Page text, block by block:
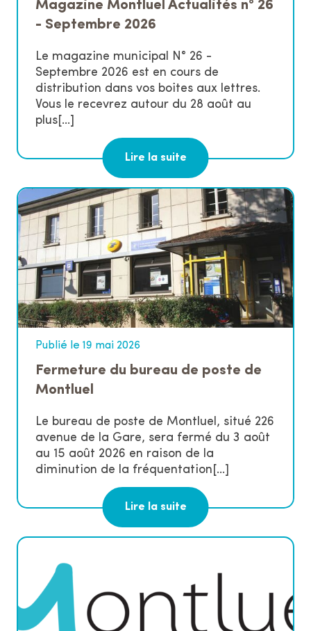
Magazine Montluel Actualités n° 26
- Septembre 2026
Le magazine municipal N° 26 -
Septembre 2026 est en cours de
distribution dans vos boites aux lettres.
Vous le recevrez autour du 28 août au
plus[...]
Lire la suite
Publié le 19 mai 2026
Fermeture du bureau de poste de
Montluel
Le bureau de poste de Montluel, situé 226
avenue de la Gare, sera fermé du 3 août
au 15 août 2026 en raison de la
diminution de la fréquentation[...]
Lire la suite